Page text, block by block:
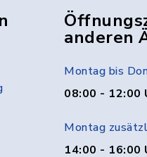
anderen
Montag bis
08:00 - 12:00
Montag
14:00 - 16:00